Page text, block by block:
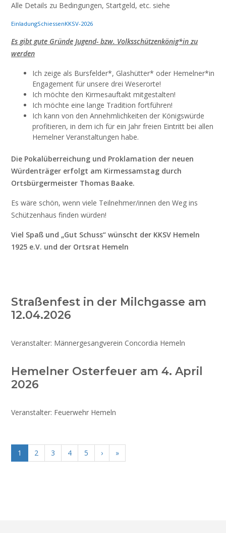
Alle Details zu Bedingungen, Startgeld, etc. siehe
EinladungSchiessenKKSV-2026
Es gibt gute Gründe Jugend- bzw. Volksschützenkönig*in zu
werden
Ich zeige als Bursfelder*, Glashütter* oder Hemelner*in
Engagement für unsere drei Weserorte!
Ich möchte den Kirmesauftakt mitgestalten!
Ich möchte eine lange Tradition fortführen!
Ich kann von den Annehmlichkeiten der Königswürde
profitieren, in dem ich für ein Jahr freien Eintritt bei allen
Hemelner Veranstaltungen habe.
Die Pokalüberreichung und Proklamation der neuen
Würdenträger erfolgt am Kirmessamstag durch
Ortsbürgermeister Thomas Baake.
Es wäre schön, wenn viele Teilnehmer/innen den Weg ins
Schützenhaus finden würden!
Viel Spaß und „Gut Schuss“ wünscht der KKSV Hemeln
1925 e.V. und der Ortsrat Hemeln
Straßenfest in der Milchgasse am
12.04.2026
Veranstalter: Männergesangverein Concordia Hemeln
Hemelner Osterfeuer am 4. April
2026
Veranstalter: Feuerwehr Hemeln
1 2 3 4 5 › »